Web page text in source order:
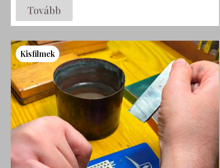
Tovább
Kisfilmek